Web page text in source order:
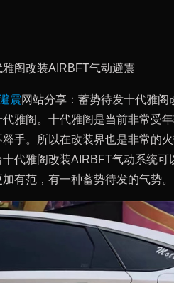
阁改装AIRBFT气动避震
震网站分享：蓄势待发十代雅
雅阁。十代雅阁是当前非常受
手。所以在改装界也是非常的
代雅阁改装AIRBFT气动系统可
有范，有一种蓄势待发的气势。